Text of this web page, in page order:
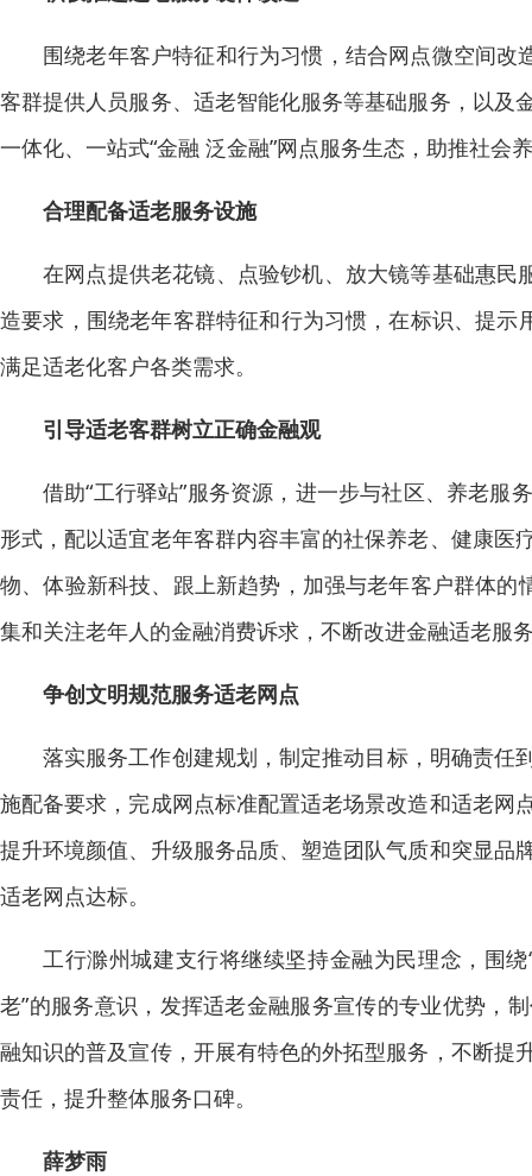
围绕老年客户特征和行为习惯，结合网点微空间改
客群提供人员服务、适老智能化服务等基础服务，以
一体化、一站式“金融 泛金融”网点服务生态，助推社会
合理配备适老服务设施
在网点提供老花镜、点验钞机、放大镜等基础惠民
造要求，围绕老年客群特征和行为习惯，在标识、提示
满足适老化客户各类需求。
引导适老客群树立正确金融观
借助“工行驿站”服务资源，进一步与社区、养老
形式，配以适宜老年客群内容丰富的社保养老、健康
物、体验新科技、跟上新趋势，加强与老年客户群体的
集和关注老年人的金融消费诉求，不断改进金融适老服
争创文明规范服务适老网点
落实服务工作创建规划，制定推动目标，明确责任
施配备要求，完成网点标准配置适老场景改造和适老
提升环境颜值、升级服务品质、塑造团队气质和突显
适老网点达标。
工行滁州城建支行将继续坚持金融为民理念，围
老”的服务意识，发挥适老金融服务宣传的专业优势，
融知识的普及宣传，开展有特色的外拓型服务，不断
责任，提升整体服务口碑。
薛梦雨